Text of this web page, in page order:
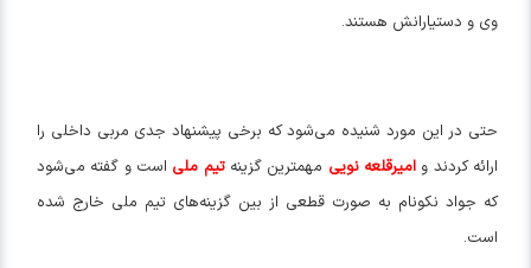
وی و دستیارانش هستند.
حتی در این مورد شنیده می‌شود که برخی پیشنهاد جدی مربی داخلی را
ارائه کردند وامیرقلعه نوییمهمترین گزینهتیم ملیاست و گفته می‌شود
که جواد نکونام به صورت قطعی از بین گزینه‌های تیم ملی خارج شده
است.